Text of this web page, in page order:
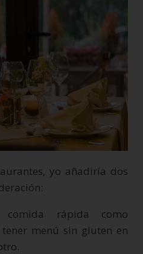
yo añadiría dos
rápida como
tener menú sin gluten en